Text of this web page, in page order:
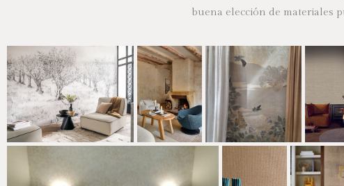
buena elección de materiales